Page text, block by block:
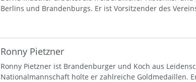
Berlins und Brandenburgs. Er ist Vorsitzender des
Ronny Pietzner
Ronny Pietzner ist Brandenburger und Koch aus
Nationalmannschaft holte er zahlreiche Goldmedaillen.